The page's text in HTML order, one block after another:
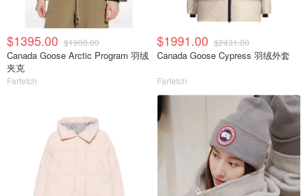
$1395.00 $1900.00
Canada Goose Arctic Program 羽绒
夹克
Farfetch
$1991.00 $2431.00
Canada Goose Cypress 羽绒外套
Farfetch